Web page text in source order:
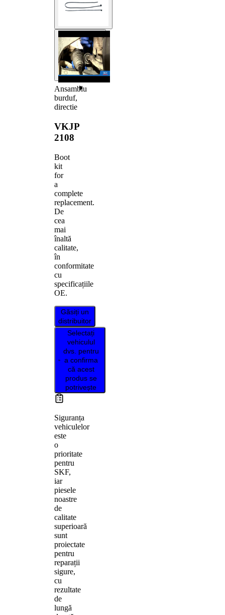
Ansamblu
burduf,
directie
VKJP
2108
Boot
kit
for
a
complete
replacement.
De
cea
mai
înaltă
calitate,
în
conformitate
cu
specificațiile
OE.
Găsiți un
distribuitor
Selectați
vehiculul
dvs. pentru
a confirma
că acest
produs se
potrivește
Siguranța
vehiculelor
este
o
prioritate
pentru
SKF,
iar
piesele
noastre
de
calitate
superioară
sunt
proiectate
pentru
reparații
sigure,
cu
rezultate
de
lungă